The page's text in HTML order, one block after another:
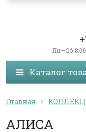
Пн—Сб
Каталог
Главная
АЛИСА